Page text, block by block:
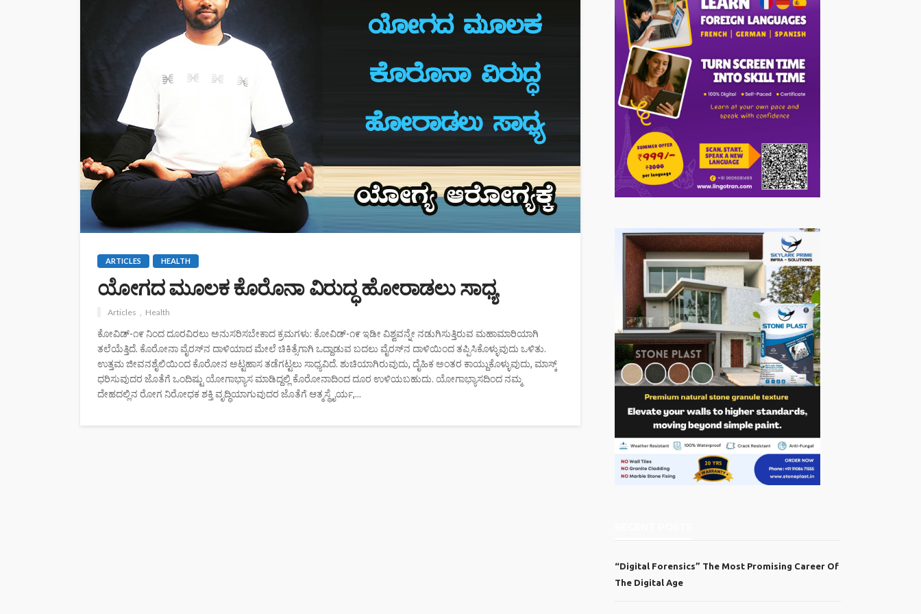
ARTICLES HEALTH
ಯೋಗದ ಮೂಲಕ ಕೊರೊನಾ ವಿರುದ್ಧ ಹೋರಾಡಲು ಸಾಧ್ಯ
Articles Health
ಕೋವಿಡ್-೧೯ ನಿಂದ ದೂರವಿರಲು ಅನುಸರಿಸಬೇಕಾದ ಕ್ರಮಗಳು: ಕೋವಿಡ್-೧೯ ಇಡೀ ವಿಶ್ವವನ್ನೇ ನಡುಗಿಸುತ್ತಿರುವ ಮಹಾಮಾರಿಯಾಗಿ
ತಲೆಯೆತ್ತಿದೆ. ಕೊರೋನಾ ವೈರಸ್‌ನ ದಾಳಿಯಾದ ಮೇಲೆ ಚಿಕಿತ್ಸೆಗಾಗಿ ಒದ್ದಾಡುವ ಬದಲು ವೈರಸ್‌ನ ದಾಳಿಯಿಂದ ತಪ್ಪಿಸಿಕೊಳ್ಳುವುದು ಒಳಿತು.
ಉತ್ತಮ ಜೀವನಶೈಲಿಯಿಂದ ಕೊರೋನ ಅಟ್ಟಹಾಸ ತಡೆಗಟ್ಟಲು ಸಾಧ್ಯವಿದೆ. ಶುಚಿಯಾಗಿರುವುದು, ದೈಹಿಕ ಅಂತರ ಕಾಯ್ದುಕೊಳ್ಳುವುದು, ಮಾಸ್ಕ್
ಧರಿಸುವುದರ ಜೊತೆಗೆ ಒಂದಿಷ್ಟು ಯೋಗಾಭ್ಯಾಸ ಮಾಡಿದ್ದಲ್ಲಿ ಕೊರೋನಾದಿಂದ ದೂರ ಉಳಿಯಬಹುದು. ಯೋಗಾಭ್ಯಾಸದಿಂದ ನಮ್ಮ
ದೇಹದಲ್ಲಿನ ರೋಗ ನಿರೋಧಕ ಶಕ್ತಿ ವೃದ್ಧಿಯಾಗುವುದರ ಜೊತೆಗೆ ಆತ್ಮಸ್ಥೈರ್ಯ,...
“Digital Forensics” The Most Promising Career Of
The Digital Age